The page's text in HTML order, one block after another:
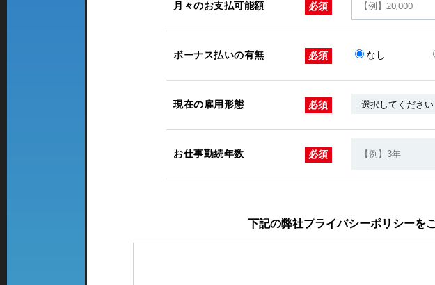
月々のお支払可能額 必須
ボーナス払いの有無 必須 なし
現在の雇用形態 必須
お仕事勤続年数 必須
下記の弊社プライバシーポリシーを